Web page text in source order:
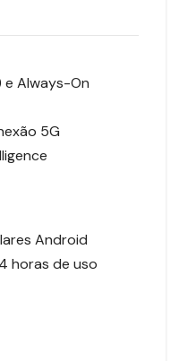
e Always-On
5G
Android
horas de uso